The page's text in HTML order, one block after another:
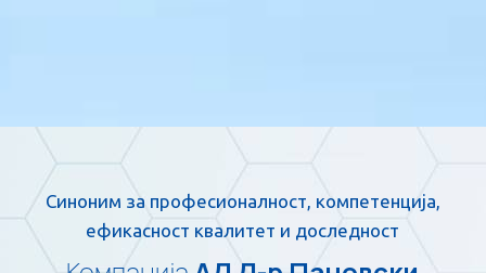
Синоним за професионалност, компетенција,
ефикасност квалитет и доследност